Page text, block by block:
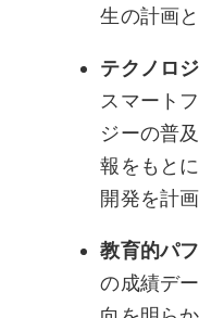
生の計画
テクノロ
スマート
ジーの普
報をもと
開発を計画
教育的パ
の成績デ